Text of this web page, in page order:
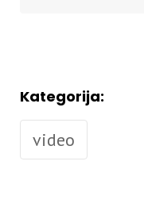
Kategorija:
video